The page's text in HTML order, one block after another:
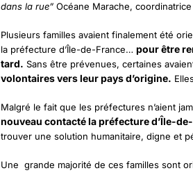
dans la rue” Océane Marache,
Plusieurs familles avaient finalement été
la préfecture d’Île-de-France… pour être
tard. Sans être prévenues, certaines
volontaires vers leur pays d’origine.
Malgré le fait que les préfectures n’aient
nouveau contacté la préfecture d’Île-
trouver une solution humanitaire, digne et
Une grande majorité de ces familles sont